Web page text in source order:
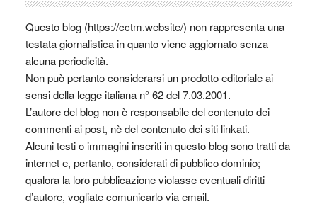
Questo blog (https://cctm.website/) non rappresenta una
testata giornalistica in quanto viene aggiornato senza
alcuna periodicità.
Non può pertanto considerarsi un prodotto editoriale ai
sensi della legge italiana n° 62 del 7.03.2001.
L’autore del blog non è responsabile del contenuto dei
commenti ai post, nè del contenuto dei siti linkati.
Alcuni testi o immagini inseriti in questo blog sono tratti da
internet e, pertanto, considerati di pubblico dominio;
qualora la loro pubblicazione violasse eventuali diritti
d’autore, vogliate comunicarlo via email.